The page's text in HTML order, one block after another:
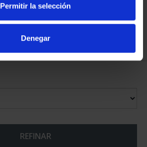
Permitir la selección
Denegar
REFINAR